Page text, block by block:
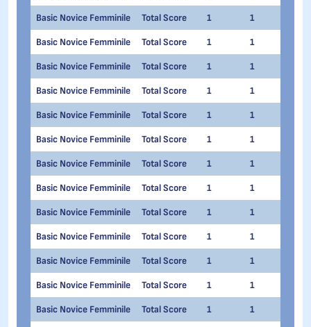
Basic Novice Femminile Total Score 1 1
Basic Novice Femminile Total Score 1 1
Basic Novice Femminile Total Score 1 1
Basic Novice Femminile Total Score 1 1
Basic Novice Femminile Total Score 1 1
Basic Novice Femminile Total Score 1 1
Basic Novice Femminile Total Score 1 1
Basic Novice Femminile Total Score 1 1
Basic Novice Femminile Total Score 1 1
Basic Novice Femminile Total Score 1 1
Basic Novice Femminile Total Score 1 1
Basic Novice Femminile Total Score 1 1
Basic Novice Femminile Total Score 1 1